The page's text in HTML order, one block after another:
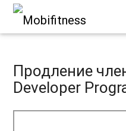
Продление
Developer